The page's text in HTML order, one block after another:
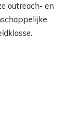
outreach- en